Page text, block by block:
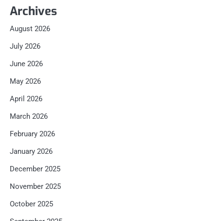
Archives
August 2026
July 2026
June 2026
May 2026
April 2026
March 2026
February 2026
January 2026
December 2025
November 2025
October 2025